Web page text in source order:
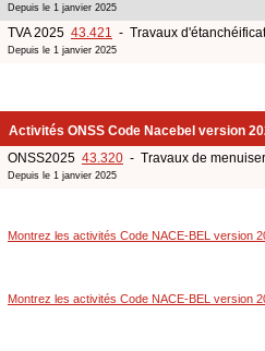
Depuis le 1 janvier 2025
TVA 2025 43.421 - Travaux
Depuis le 1 janvier 2025
Activités ONSS Code Nacebel version
ONSS2025 43.320 - Travaux de
Depuis le 1 janvier 2025
Montrez les activités Code NACE-BEL version
Montrez les activités Code NACE-BEL version